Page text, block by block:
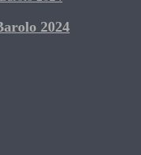
2024